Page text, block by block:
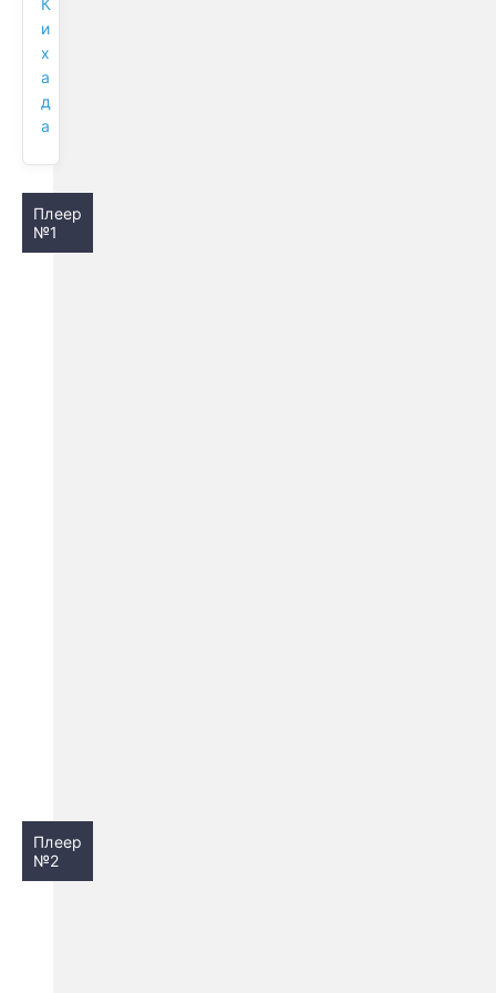
и
х
а
д
а
Плеер
№1
Плеер
№2